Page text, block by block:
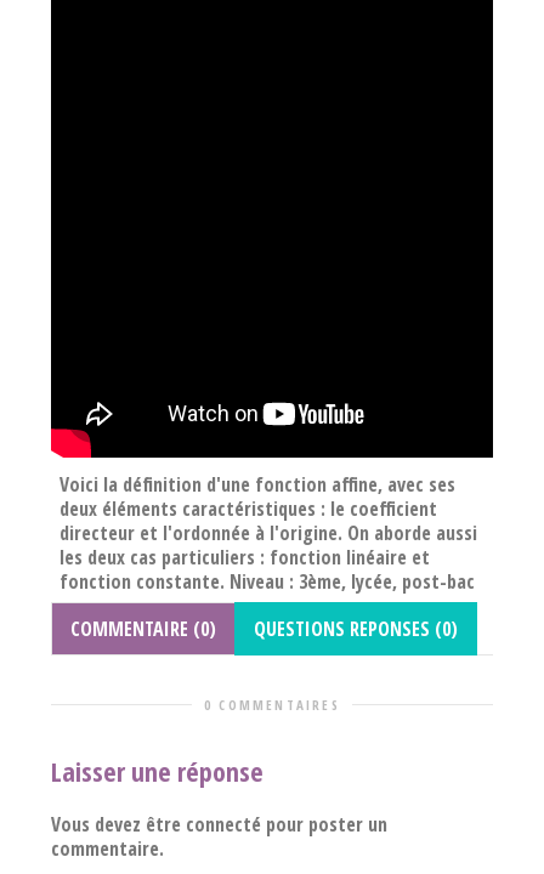
Voici la définition d'une fonction affine, avec ses
deux éléments caractéristiques : le coefficient
directeur et l'ordonnée à l'origine. On aborde aussi
les deux cas particuliers : fonction linéaire et
fonction constante. Niveau : 3ème, lycée, post-bac
COMMENTAIRE (0)
QUESTIONS REPONSES (0)
0 COMMENTAIRES
Laisser une réponse
Vous devez être connecté pour poster un
commentaire.